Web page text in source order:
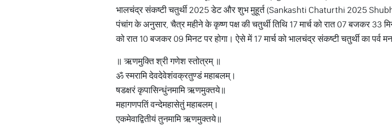
भालचंद्र संकष्टी चतुर्थी 2025 डेट और शुभ मुहूर्त (Sankashti Chaturthi 2025
पंचांग के अनुसार, चैत्र महीने के कृष्ण पक्ष की चतुर्थी तिथि 17 मार्च को रात 07 बजकर 33
को रात 10 बजकर 09 मिनट पर होगा। ऐसे में 17 मार्च को भालचंद्र संकष्टी चतुर्थी का पर्व
॥ ऋणमुक्ति श्री गणेश स्तोत्रम् ॥
ॐ स्मरामि देवदेवेशंवक्रतुण्डं महाबलम्।
षडक्षरं कृपासिन्धुंनमामि ऋणमुक्तये॥
महागणपतिं वन्देमहासेतुं महाबलम्।
एकमेवाद्वितीयं तुनमामि ऋणमुक्तये॥